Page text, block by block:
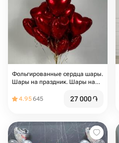
Фольгированные сердца шары.
Шары на праздник. Шары на
мероприятие. Подарок на день
4.95645 27 000֏